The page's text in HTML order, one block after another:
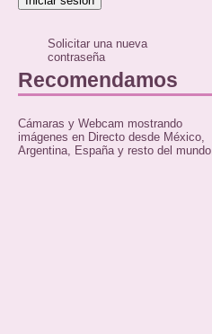
Solicitar una nueva
contraseña
Recomendamos
Cámaras y Webcam mostrando
imágenes en Directo desde México,
Argentina, España y resto del mundo.